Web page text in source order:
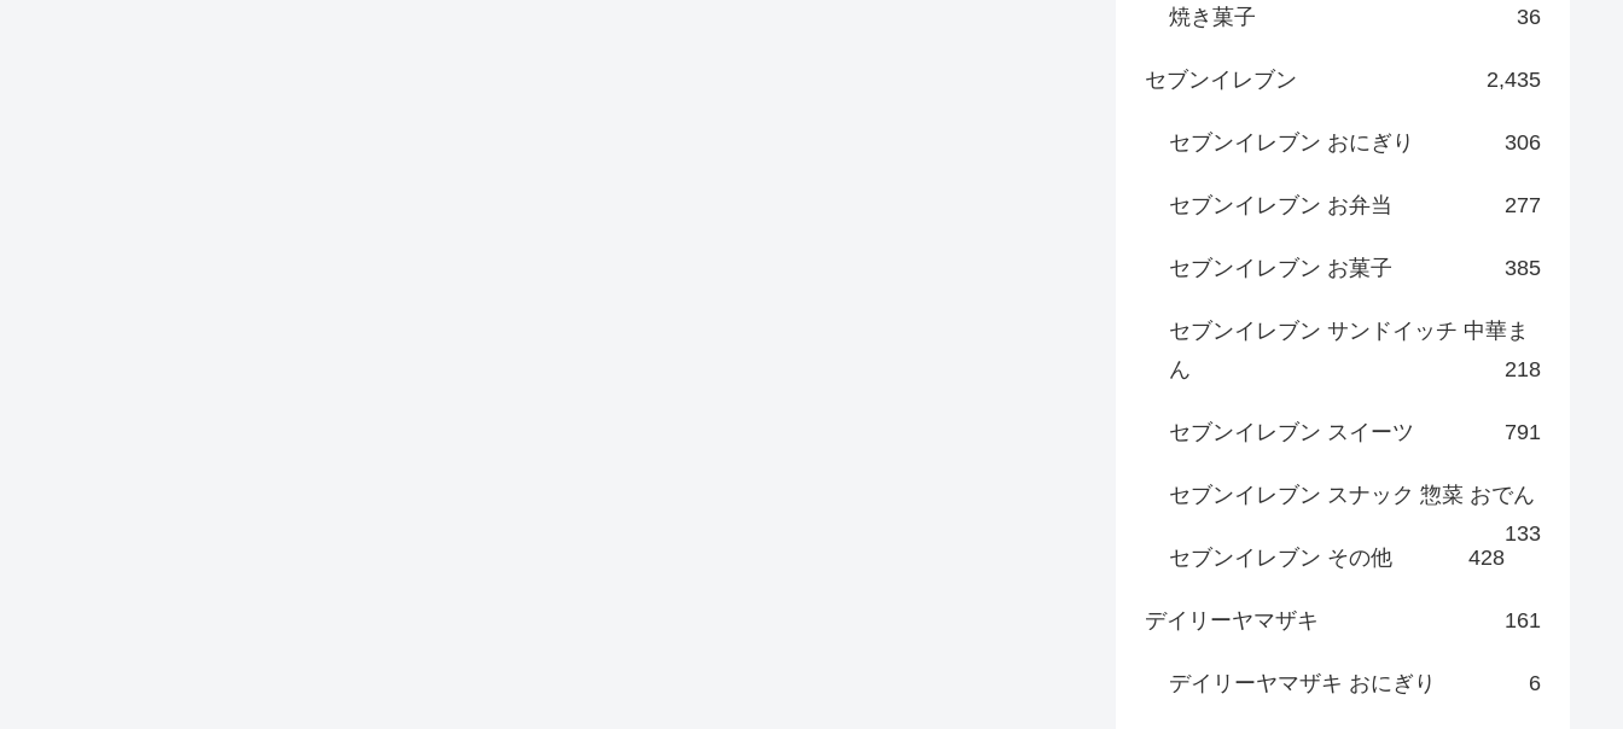
焼き菓子 36
セブンイレブン 2,435
セブンイレブン おにぎり 306
セブンイレブン お弁当 277
セブンイレブン お菓子 385
セブンイレブン サンドイッチ 中華ま
ん
218
セブンイレブン スイーツ 791
セブンイレブン スナック 惣菜 おでん
133
セブンイレブン その他
428
デイリーヤマザキ 161
デイリーヤマザキ おにぎり 6